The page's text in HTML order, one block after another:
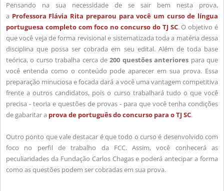
Pensando na sua necessidade de se sair bem nesta prova,
a Professora Flávia Rita preparou para você um curso de língua
portuguesa completo com foco no concurso do TJ SC. O objetivo é
que você veja de forma revisional e sistematizada toda a matéria dessa
disciplina que possa ser cobrada em seu edital. Além de toda base
teórica, o curso trabalha cerca de200 questões anteriores para que
você entenda como o conteúdo pode aparecer em sua prova. Essa
preparação minuciosa e focada dará a você uma vantagem competitiva
frente a outros candidatos, pois o curso trabalhará tudo o que você
precisa - teoria e questões de provas - para que você tenha condições
de gabaritar a prova de português do concurso para o TJ SC.
Outro ponto que vale destacar é que todo o curso é desenvolvido com
foco no perfil de trabalho da FCC. Assim, você conhecerá as
peculiaridades da Fundação Carlos Chagas e poderá antecipar a forma
como as questões podem ser cobradas em sua prova.